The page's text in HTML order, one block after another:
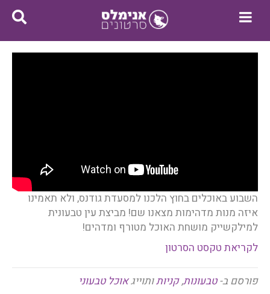
השבוע באוכלים בחוץ הלכנו למסעדת גודנס, ולא תאמינו
איזה מנות מדהימות מצאנו שם! מביצת עין טבעונית
למילקשייק מושחת האוכל מטורף ומדהים!
לקריאת טקסט הסרטון
פורסם ב-טבעונות,קניותותוייגאוכל טבעוני